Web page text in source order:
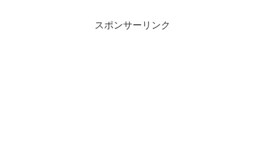
スポンサーリンク